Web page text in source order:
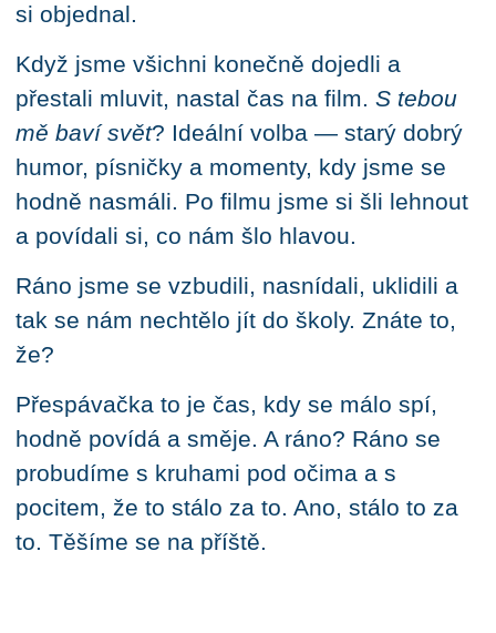
si objednal.
Když jsme všichni konečně dojedli a
přestali mluvit, nastal čas na film. S tebou
mě baví svět? Ideální volba — starý dobrý
humor, písničky a momenty, kdy jsme se
hodně nasmáli. Po filmu jsme si šli lehnout
a povídali si, co nám šlo hlavou.
Ráno jsme se vzbudili, nasnídali, uklidili a
tak se nám nechtělo jít do školy. Znáte to,
že?
Přespávačka to je čas, kdy se málo spí,
hodně povídá a směje. A ráno? Ráno se
probudíme s kruhami pod očima a s
pocitem, že to stálo za to. Ano, stálo to za
to. Těšíme se na příště.